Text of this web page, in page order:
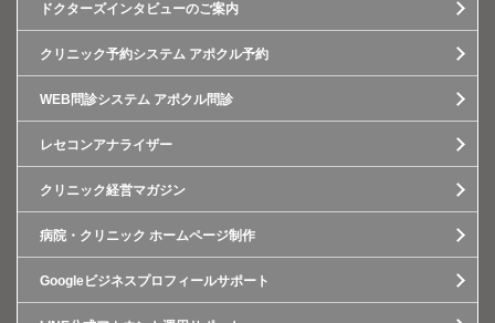
ドクターズインタビューのご案内
クリニック予約システム アポクル予約
WEB問診システム アポクル問診
レセコンアナライザー
クリニック経営マガジン
病院・クリニック ホームページ制作
Googleビジネスプロフィールサポート